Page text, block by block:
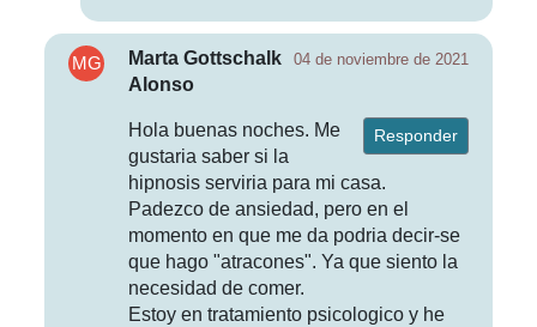
04 de noviembre de 2021
Marta Gottschalk
Alonso
Responder
Hola buenas noches. Me
gustaria saber si la
hipnosis serviria para mi casa.
Padezco de ansiedad, pero en el
momento en que me da podria decir-se
que hago "atracones". Ya que siento la
necesidad de comer.
Estoy en tratamiento psicologico y he